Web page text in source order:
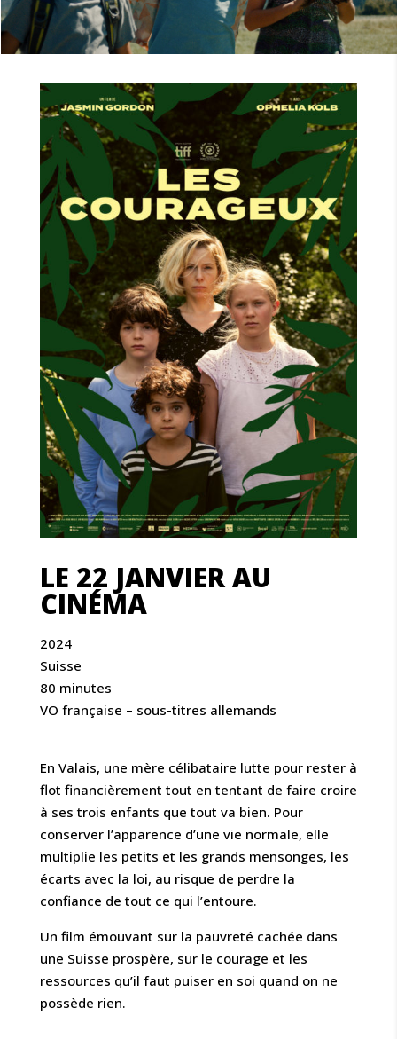
LE 22 JANVIER AU
CINÉMA
2024
Suisse
80 minutes
VO française – sous-titres allemands
En Valais, une mère célibataire lutte pour rester à
flot financièrement tout en tentant de faire croire
à ses trois enfants que tout va bien. Pour
conserver l’apparence d’une vie normale, elle
multiplie les petits et les grands mensonges, les
écarts avec la loi, au risque de perdre la
confiance de tout ce qui l’entoure.
Un film émouvant sur la pauvreté cachée dans
une Suisse prospère, sur le courage et les
ressources qu’il faut puiser en soi quand on ne
possède rien.